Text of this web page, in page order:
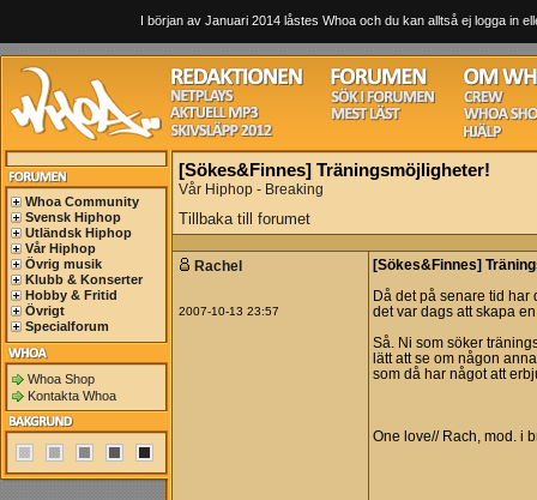
I början av Januari 2014 låstes Whoa och du kan alltså ej logga in
Whoa Community
Svensk Hiphop
Utländsk Hiphop
Vår Hiphop
Övrig musik
Klubb & Konserter
Hobby & Fritid
Övrigt
Specialforum
Whoa Shop
Kontakta Whoa
[Sökes&Finnes] Träningsmöjligheter!
Vår Hiphop - Breaking
Tillbaka till forumet
Rachel
2007-10-13 23:57
[Sökes&Finnes]
Då det på senare tid har
det var dags att skapa
Så. Ni som söker
lätt att se om någon
som då har något att
One love// Rach, mod. i